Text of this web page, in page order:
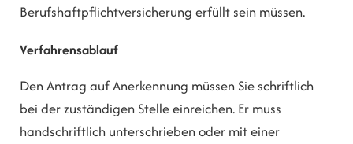
Berufshaftpflichtversicherung erfüllt sein müssen.
Verfahrensablauf
Den Antrag auf Anerkennung müssen Sie schriftlich
bei der zuständigen Stelle einreichen. Er muss
handschriftlich unterschrieben oder mit einer